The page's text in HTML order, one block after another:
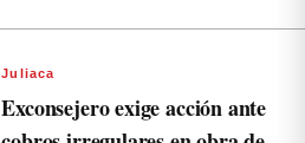
Juliaca
Exconsejero exige acción ante